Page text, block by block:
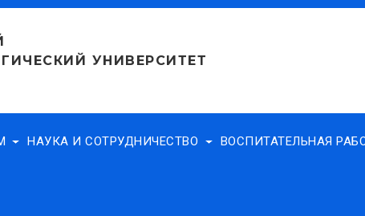
УНИВЕРСИТЕТ
НАУКА И СОТРУДНИЧЕСТВО ВОСПИТАТЕЛЬНАЯ